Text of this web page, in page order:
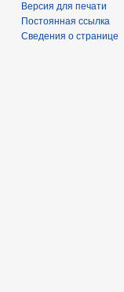
Версия для печати
Постоянная ссылка
Сведения о странице